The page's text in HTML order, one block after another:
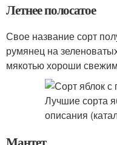
Летнее полосатое
Свое название сорт
румянец на
мякотью хороши